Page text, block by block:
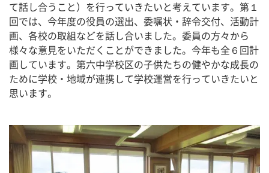
て話し合うこと）を行っていきたいと考えています。第１
回では、今年度の役員の選出、委嘱状・辞令交付、活動計
画、各校の取組などを話し合いました。委員の方々から
様々な意見をいただくことができました。今年も全６回計
画しています。第六中学校区の子供たちの健やかな成長の
ために学校・地域が連携して学校運営を行っていきたいと
思います。